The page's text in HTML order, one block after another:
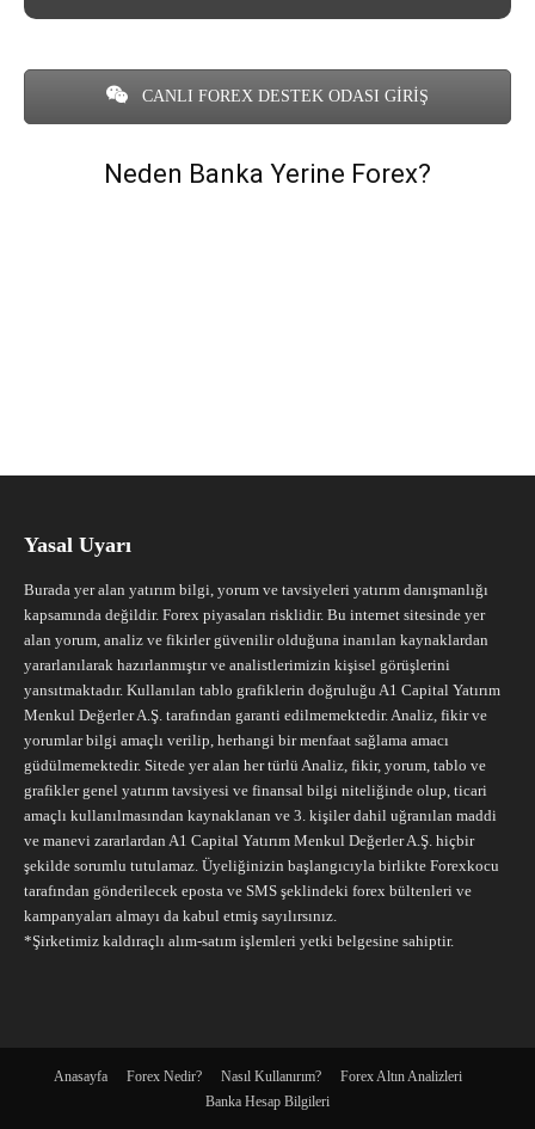
CANLI FOREX DESTEK ODASI GİRİŞ
Neden Banka Yerine Forex?
Yasal Uyarı
Burada yer alan yatırım bilgi, yorum ve tavsiyeleri yatırım danışmanlığı
kapsamında değildir. Forex piyasaları risklidir. Bu internet sitesinde yer
alan yorum, analiz ve fikirler güvenilir olduğuna inanılan kaynaklardan
yararlanılarak hazırlanmıştır ve analistlerimizin kişisel görüşlerini
yansıtmaktadır. Kullanılan tablo grafiklerin doğruluğu A1 Capital Yatırım
Menkul Değerler A.Ş. tarafından garanti edilmemektedir. Analiz, fikir ve
yorumlar bilgi amaçlı verilip, herhangi bir menfaat sağlama amacı
güdülmemektedir. Sitede yer alan her türlü Analiz, fikir, yorum, tablo ve
grafikler genel yatırım tavsiyesi ve finansal bilgi niteliğinde olup, ticari
amaçlı kullanılmasından kaynaklanan ve 3. kişiler dahil uğranılan maddi
ve manevi zararlardan A1 Capital Yatırım Menkul Değerler A.Ş. hiçbir
şekilde sorumlu tutulamaz. Üyeliğinizin başlangıcıyla birlikte Forexkocu
tarafından gönderilecek eposta ve SMS şeklindeki forex bültenleri ve
kampanyaları almayı da kabul etmiş sayılırsınız.
*Şirketimiz kaldıraçlı alım-satım işlemleri yetki belgesine sahiptir.
Anasayfa Forex Nedir? Nasıl Kullanırım?
Forex Altın Analizleri
Banka Hesap Bilgileri